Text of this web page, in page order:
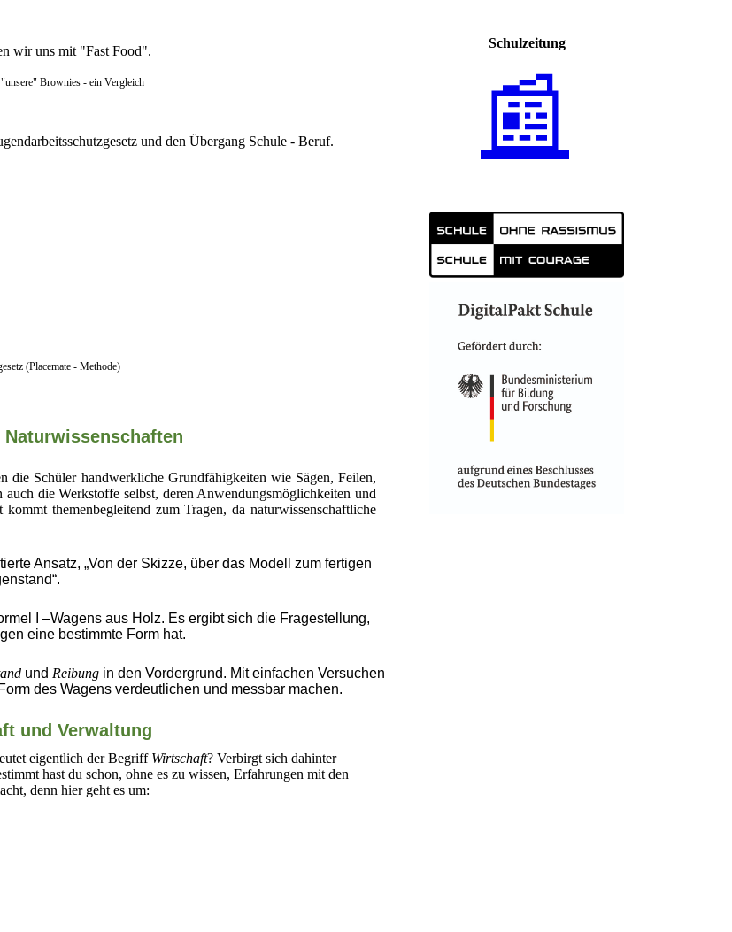
wir uns mit "Fast Food".
Brownies - ein Vergleich
und den Übergang Schule - Beruf.
(Placemate - Methode)
Naturwissenschaften
die Schüler handwerkliche Grundfähigkeiten wie Sägen, Feilen,
die Werkstoffe selbst, deren Anwendungsmöglichkeiten und
themenbegleitend zum Tragen, da naturwissenschaftliche
Ansatz, „Von der Skizze, über das Modell zum fertigen
I –Wagens aus Holz. Es ergibt sich die Fragestellung,
eine bestimmte Form hat.
und Reibung in den Vordergrund. Mit einfachen Versuchen
des Wagens verdeutlichen und messbar machen.
und Verwaltung
eigentlich der Begriff Wirtschaft? Verbirgt sich dahinter
hast du schon, ohne es zu wissen, Erfahrungen mit den
denn hier geht es um:
Schulzeitung
📰